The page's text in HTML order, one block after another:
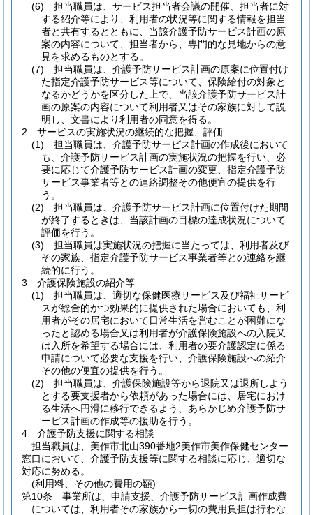
(6)
担当職員は、サービス担当者会議の開催、担当者に対
する紹介等により、利用者の状況等に関する情報を担当
者と共有するとともに、当該介護予防サービス計画の原
案の内容について、担当者から、専門的な見地からの意
見を求めるものとする。
(7)
担当職員は、介護予防サービス計画の原案に位置付け
た指定介護予防サービス等について、保険給付の対象と
なるかどうかを区分した上で、当該介護予防サービス計
画の原案の内容について利用者又はその家族に対して説
明し、文書により利用者の同意を得る。
2
サービスの実施状況の継続的な把握、評価
(1)
担当職員は、介護予防サービス計画の作成後において
も、介護予防サービス計画の実施状況の把握を行い、必
要に応じて介護予防サービス計画の変更、指定介護予防
サービス事業者等との連絡調整その他便宜の提供を行
う。
(2)
担当職員は、介護予防サービス計画に位置付けた期間
が終了するときは、当該計画の目標の達成状況について
評価を行う。
(3)
担当職員は実施状況の把握に当たっては、利用者及び
その家族、指定介護予防サービス事業者等との連絡を継
続的に行う。
3
介護保険施設の紹介等
(1)
担当職員は、適切な保健医療サービス及び福祉サービ
スが総合的かつ効果的に提供された場合においても、利
用者がその居宅において日常生活を営むことが困難にな
ったと認める場合又は利用者が介護保険施設への入院又
は入所を希望する場合には、利用者の要介護認定に係る
申請について必要な支援を行い、介護保険施設への紹介
その他の便宜の提供を行う。
(2)
担当職員は、介護保険施設等から退院又は退所しよう
とする要支援者から依頼があった場合には、居宅におけ
る生活へ円滑に移行できるよう、あらかじめ介護予防サ
ービス計画の作成等の援助を行う。
4
介護予防支援に関する相談
担当職員は、美作市北山390番地2美作市美作保健センター
窓口において、介護予防支援等に関する相談に応じ、適切な
対応に努める。
(利用料、その他の費用の額)
第10条
事業所は、申請支援、介護予防サービス計画作成費
については、利用者その家族から一切の費用負担は行わな